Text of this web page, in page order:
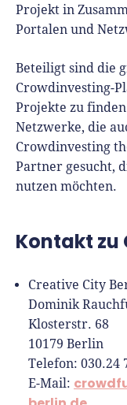
Projekt in
Portalen und
Beteiligt sind die
Crowdinvesting-
Projekte zu
Netzwerke, die
Crowdinvesting
Partner gesucht,
nutzen möchten.
Kontakt zu
Creative City
Dominik
Klosterstr. 68
10179 Berlin
Telefon: 030.24
E-Mail: